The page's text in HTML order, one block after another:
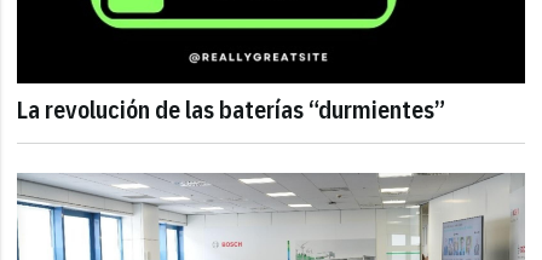
La revolución de las baterías “durmientes”